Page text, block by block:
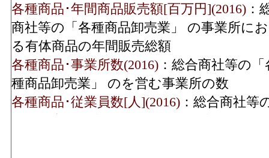
建築鉱物金属材料･従業
員数(2016)
機械器具･年間商品販売
額(2016)
1,258,392[
機械器具･事業所数(2016)
各種商品･年間商品販売額[百万円](2016) ：
商社等の「各種商品卸売業」 の事業所に
る有体商品の年間販売総額
各種商品･事業所数(2016) ：総合商社等の「
種商品卸売業」 のを営む事業所の数
各種商品･従業員数[人](2016) ：総合商社等